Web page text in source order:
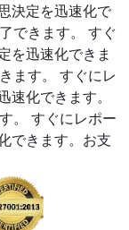
決定を迅速化で
できます。
すぐ
を迅速化できま
ます。
すぐにレ
化できます。
。
すぐにレポー
できます。お支